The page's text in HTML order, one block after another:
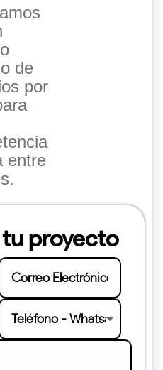
de
por
entre
proyecto